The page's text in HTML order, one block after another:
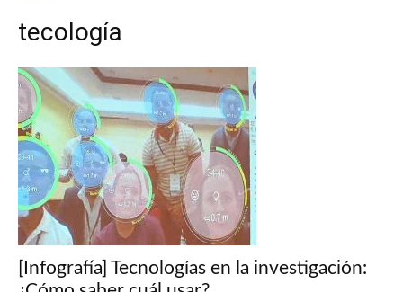
tecología
[Infografía] Tecnologías en la investigación: